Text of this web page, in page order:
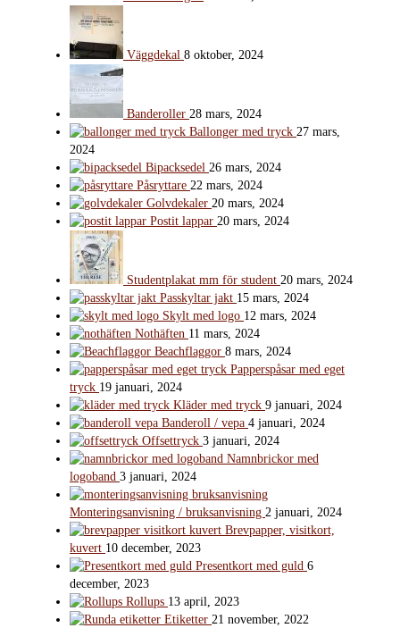
Väggdekal 8 oktober, 2024
Banderoller 28 mars, 2024
Ballonger med tryck 27 mars,
2024
Bipacksedel 26 mars, 2024
Påsryttare 22 mars, 2024
Golvdekaler 20 mars, 2024
Postit lappar 20 mars, 2024
Studentplakat mm för student 20 mars, 2024
Passkyltar jakt 15 mars, 2024
Skylt med logo 12 mars, 2024
Nothäften 11 mars, 2024
Beachflaggor 8 mars, 2024
Papperspåsar med eget
tryck 19 januari, 2024
Kläder med tryck 9 januari, 2024
Banderoll / vepa 4 januari, 2024
Offsettryck 3 januari, 2024
Namnbrickor med
logoband 3 januari, 2024
Monteringsanvisning / bruksanvisning 2 januari, 2024
Brevpapper, visitkort,
kuvert 10 december, 2023
Presentkort med guld 6
december, 2023
Rollups 13 april, 2023
Etiketter 21 november, 2022